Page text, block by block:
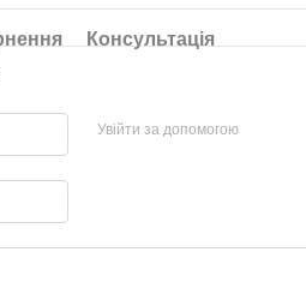
Консультація
Увійти за допомогою